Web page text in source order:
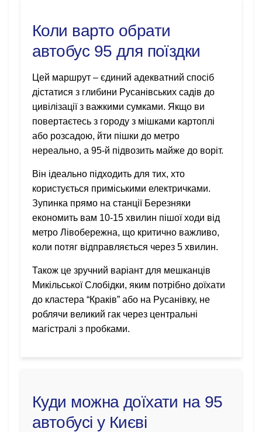
Коли варто обрати
автобус 95 для поїздки
Цей маршрут – єдиний адекватний спосіб
дістатися з глибини Русанівських садів до
цивілізації з важкими сумками. Якщо ви
повертаєтесь з городу з мішками картоплі
або розсадою, йти пішки до метро
нереально, а 95-й підвозить майже до воріт.
Він ідеально підходить для тих, хто
користується приміськими електричками.
Зупинка прямо на станції Березняки
економить вам 10-15 хвилин пішої ходи від
метро Лівобережна, що критично важливо,
коли потяг відправляється через 5 хвилин.
Також це зручний варіант для мешканців
Микільської Слобідки, яким потрібно доїхати
до кластера “Краків” або на Русанівку, не
роблячи великий гак через центральні
магістралі з пробками.
Куди можна доїхати на 95
автобусі у Києві